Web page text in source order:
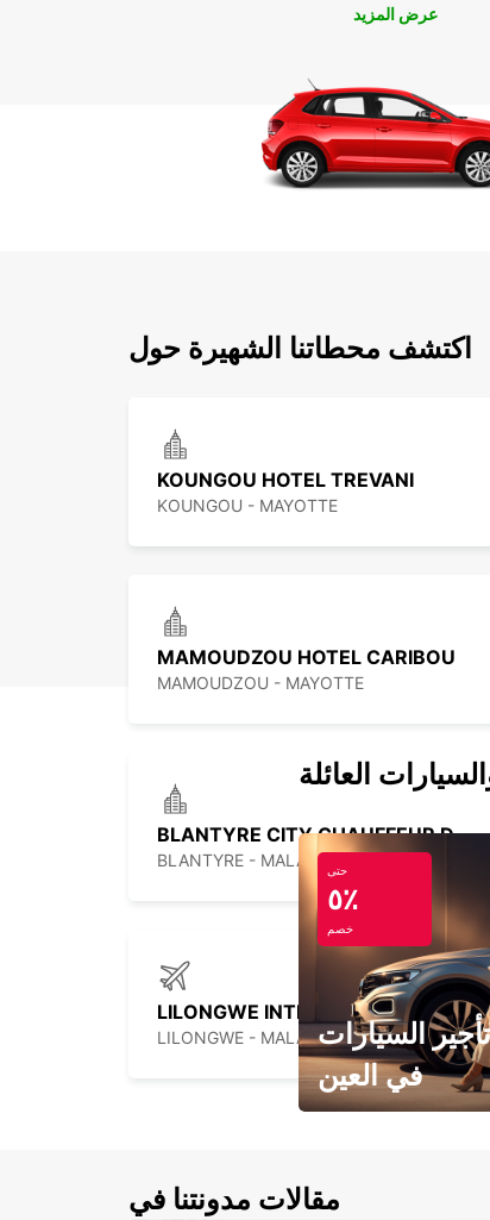
عرض المزيد
اكتشف محطاتنا الشهيرة حول
KOUNGOU HOTEL TREVANI
KOUNGOU - MAYOTTE
MAMOUDZOU HOTEL CARIBOU
MAMOUDZOU - MAYOTTE
BLANTYRE CITY CHAUFFEUR DRIVE
BLANTYRE - MALAWI
LILONGWE INTERNATIONAL AIRPORT
LILONGWE - MALAWI
العائلة
حتى
٥٪
خصم
السيارات
في العين
مقالات مدونتنا في